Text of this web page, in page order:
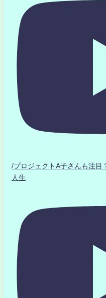
/プロジェクトA子さんも注
人生